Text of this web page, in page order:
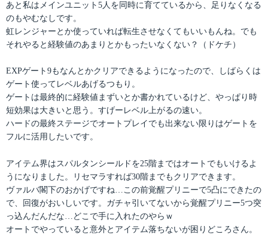
あと私はメインユニット5人を同時に育てているから、足りなくなる
のもやむなしです。
虹レンジャーとか使っていれば転生させなくてもいいもんね。でも
それやると経験値のあまりとかもったいなくない？（ドケチ）
EXPゲート9もなんとかクリアできるようになったので、しばらくは
ゲート使ってレベルあげるつもり。
ゲートは最終的に経験値まずいとか書かれているけど、やっぱり時
短効果は大きいと思う。すげーレベル上がるの速い。
ハードの最終ステージでオートプレイでも出来ない限りはゲートを
フルに活用したいです。
アイテム界はスパルタンシールドを25階まではオートでもいけるよ
うになりました。リセマラすれば30階までもクリアできます。
ヴァルバ閣下のおかげですね…この前覚醒プリニーで5凸にできたの
で、回復がおいしいです。ガチャ引いてないから覚醒プリニー5つ突
っ込んだんだな…どこで手に入れたのやらｗ
オートでやっていると意外とアイテム落ちないが困りどころさん。